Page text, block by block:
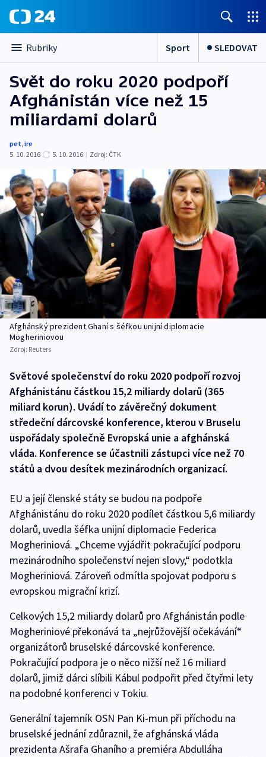
Rubriky Sport SLEDOVAT
Svět do roku 2020 podpoří
Afghánistán více než 15
miliardami dolarů
pet,ire
5. 10. 2016
5. 10. 2016 | Zdroj: ČTK
Afghánský prezident Ghaní s šéfkou unijní diplomacie
Mogheriniovou
Zdroj: Reuters
Světové společenství do roku 2020 podpoří rozvoj
Afghánistánu částkou 15,2 miliardy dolarů (365
miliard korun). Uvádí to závěrečný dokument
středeční dárcovské konference, kterou v Bruselu
uspořádaly společně Evropská unie a afghánská
vláda. Konference se účastnili zástupci více než 70
států a dvou desítek mezinárodních organizací.
EU a její členské státy se budou na podpoře
Afghánistánu do roku 2020 podílet částkou 5,6 miliardy
dolarů, uvedla šéfka unijní diplomacie Federica
Mogheriniová. „Chceme vyjádřit pokračující podporu
mezinárodního společenství nejen slovy,“ podotkla
Mogheriniová. Zároveň odmítla spojovat podporu s
evropskou migrační krizí.
Celkových 15,2 miliardy dolarů pro Afghánistán podle
Mogheriniové překonává ta „nejrůžovější očekávání“
organizátorů bruselské dárcovské konference.
Pokračující podpora je o něco nižší než 16 miliard
dolarů, jimiž dárci slíbili Kábul podpořit před čtyřmi lety
na podobné konferenci v Tokiu.
Generální tajemník OSN Pan Ki-mun při příchodu na
bruselské jednání zdůraznil, že afghánská vláda
prezidenta Ašrafa Ghaního a premiéra Abdulláha